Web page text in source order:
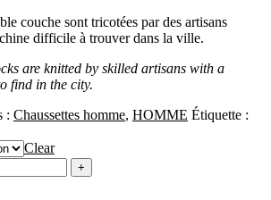
couche sont tricotées par des artisans
difficile à trouver dans la ville.
are knitted by skilled artisans with a
find in the city.
: Chaussettes homme, HOMME Étiquette :
Clear